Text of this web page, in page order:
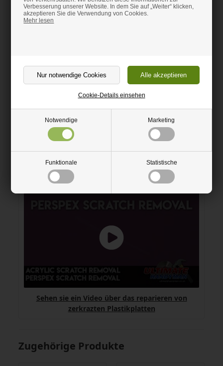
Verbesserung unserer Website. In dem Sie auf „Weiter“ klicken,
akzeptieren Sie die Verwendung von Cookies.
Mehr lesen
Notwendige Marketing
Funktionale Statistische
Cookie-Details einsehen
Montierungsanleitung
Sehen sie ein Video über das Zuschneiden der
Sehen sie ein Video über das reparieren von
zerkrazten Plastikplatten
Zugehörige Produkte